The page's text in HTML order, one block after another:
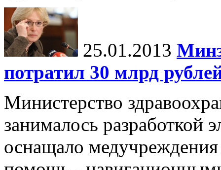
25.01.2013
потратил 30 млрд
Министерство
занималось разработкой
оснащало